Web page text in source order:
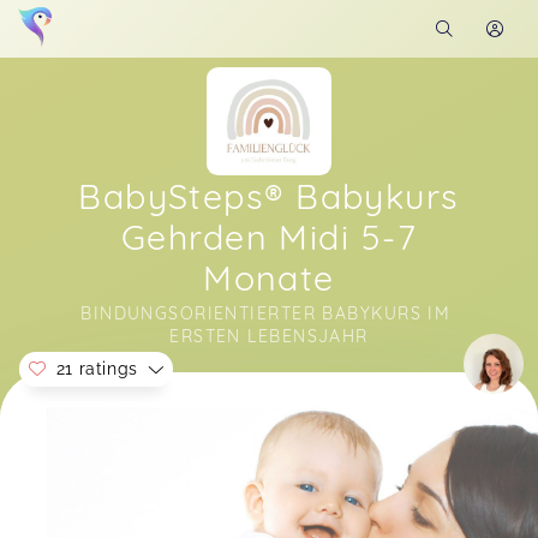
BabySteps® Babykurs
Gehrden Midi 5-7
Monate
BINDUNGSORIENTIERTER BABYKURS IM
ERSTEN LEBENSJAHR
Soon you will learn more about me here...
21 ratings
Die Stunden sind für die Kleinen einfach toll.